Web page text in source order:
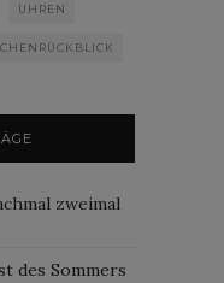
UHREN
zweimal
des Sommers